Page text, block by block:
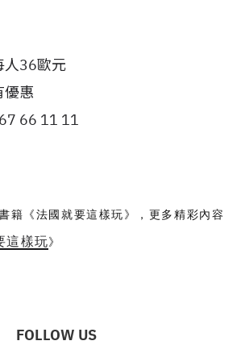
人36歐元
優惠
66 11 11
籍《法國就要這樣玩》，更多精彩內容
這樣玩》
FOLLOW US